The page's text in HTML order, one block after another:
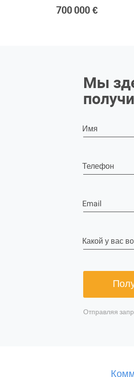
700 000 €
Мы
Имя
Телефон
Email
Какой у вас
Отправляя